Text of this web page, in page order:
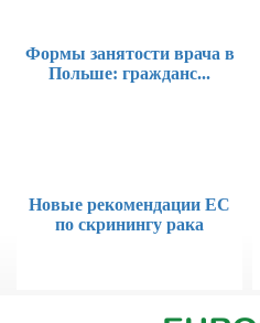
Формы занятости врача в
Польше: гражданс...
Новые рекомендации ЕС
по скринингу рака